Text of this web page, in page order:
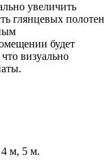
увеличить
глянцевых полотен
будет
визуально
м, 5 м.